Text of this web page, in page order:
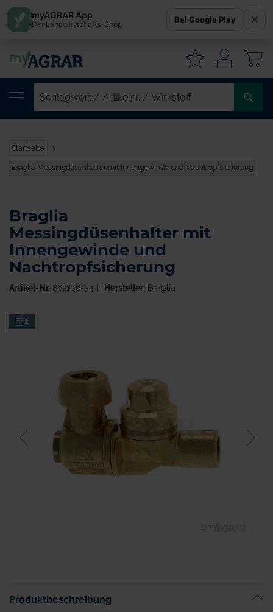
Startseite
Braglia Messingdüsenhalter mit Innengewinde und Nachtropfsicherung
Zum
Ende
2
Braglia
Messingdüsenhalter mit
Innengewinde und
Nachtropfsicherung
Artikel-Nr. 862106-54 Hersteller:Braglia
Produktbeschreibung
myAGRAR App
Der Landwirtschafts-Shop Bei Google Play